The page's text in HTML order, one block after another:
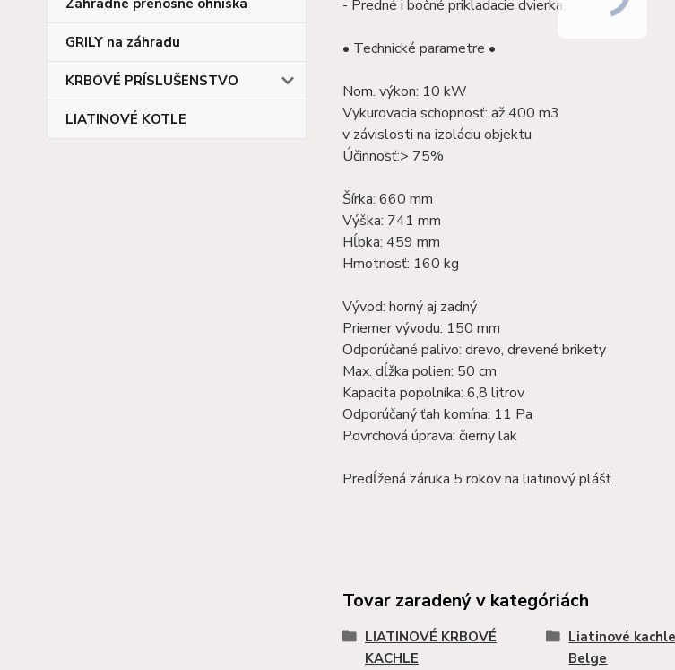
Záhradné prenosné ohniská
GRILY na záhradu
KRBOVÉ PRÍSLUŠENSTVO
LIATINOVÉ KOTLE
- Predné i bočné prikladacie dvierka.
• Technické parametre •
Nom. výkon: 10 kW
Vykurovacia schopnosť: až 400 m3
v závislosti na izoláciu objektu
Účinnosť:> 75%
Šírka: 660 mm
Výška: 741 mm
Hĺbka: 459 mm
Hmotnosť: 160 kg
Vývod: horný aj zadný
Priemer vývodu: 150 mm
Odporúčané palivo: drevo, drevené brikety
Max. dĺžka polien: 50 cm
Kapacita popolníka: 6,8 litrov
Odporúčaný ťah komína: 11 Pa
Povrchová úprava: čierny lak
Predĺžená záruka 5 rokov na liatinový plášť.
Tovar zaradený v kategóriách
LIATINOVÉ KRBOVÉ
KACHLE
Liatinové
Belge